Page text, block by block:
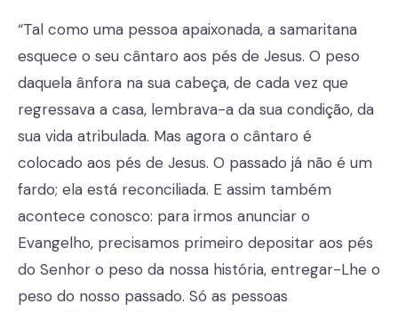
“Tal como uma pessoa apaixonada, a samaritana
esquece o seu cântaro aos pés de Jesus. O peso
daquela ânfora na sua cabeça, de cada vez que
regressava a casa, lembrava-a da sua condição, da
sua vida atribulada. Mas agora o cântaro é
colocado aos pés de Jesus. O passado já não é um
fardo; ela está reconciliada. E assim também
acontece conosco: para irmos anunciar o
Evangelho, precisamos primeiro depositar aos pés
do Senhor o peso da nossa história, entregar-Lhe o
peso do nosso passado. Só as pessoas